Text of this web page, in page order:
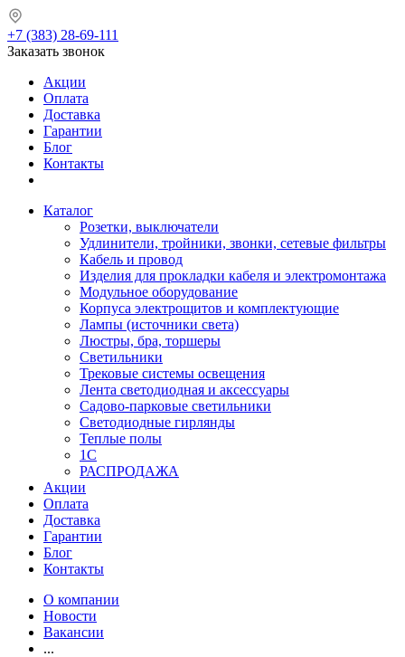
+7 (383) 28-69-111
Заказать звонок
Акции
Оплата
Доставка
Гарантии
Блог
Контакты
Каталог
Розетки, выключатели
Удлинители, тройники, звонки, сетевые фильтры
Кабель и провод
Изделия для прокладки кабеля и электромонтажа
Модульное оборудование
Корпуса электрощитов и комплектующие
Лампы (источники света)
Люстры, бра, торшеры
Светильники
Трековые системы освещения
Лента светодиодная и аксессуары
Садово-парковые светильники
Светодиодные гирлянды
Теплые полы
1С
РАСПРОДАЖА
Акции
Оплата
Доставка
Гарантии
Блог
Контакты
О компании
Новости
Вакансии
...